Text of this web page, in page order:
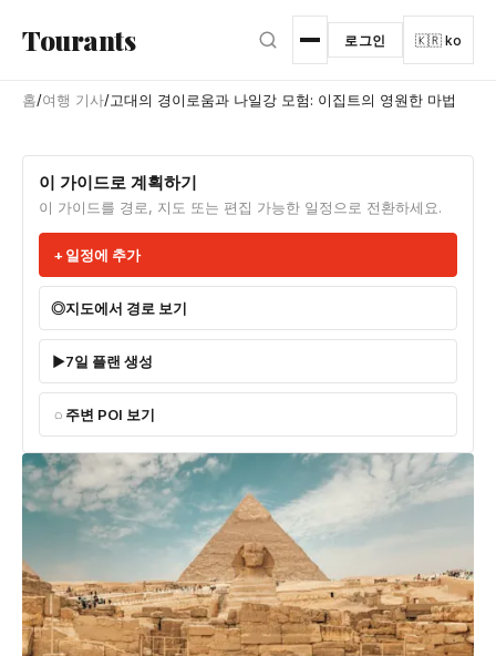
Tourants 로그인 🇰🇷 ko
홈/여행 기사/고대의 경이로움과 나일강 모험: 이집트의 영원한 마법
이 가이드로 계획하기
이 가이드를 경로, 지도 또는 편집 가능한 일정으로 전환하세요.
일정에 추가
지도에서 경로 보기
7일 플랜 생성
주변 POI 보기